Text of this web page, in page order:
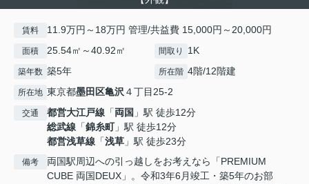
賃料 11.9万円～18万円 管理/共益費 15,000円～20,000円
面積 25.54㎡～40.92㎡ 間取り 1K
築年数 築5年 所在階 4階/12階建
所在地 東京都墨田区亀沢 ４丁目25-2
交通 都営大江戸線 「両国 」駅 徒歩12分
総武線 「錦糸町」駅 徒歩12分
都営浅草線 「浅草 」駅 徒歩23分
備考
両国駅周辺への引っ越しをお考えなら「PREMIUM
CUBE 両国DEUX」。令和3年6月竣工・築5年のお部